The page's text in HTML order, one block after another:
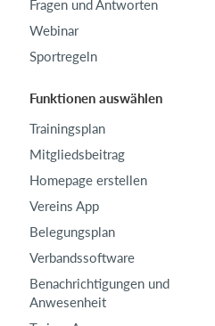
Fragen und Antworten
Webinar
Sportregeln
Funktionen auswählen
Trainingsplan
Mitgliedsbeitrag
Homepage erstellen
Vereins App
Belegungsplan
Verbandssoftware
Benachrichtigungen und
Anwesenheit